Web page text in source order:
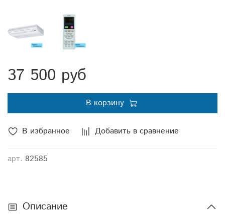
В избранное Добавить в сравнение
арт. 82585
37 500 руб
В корзину
Описание